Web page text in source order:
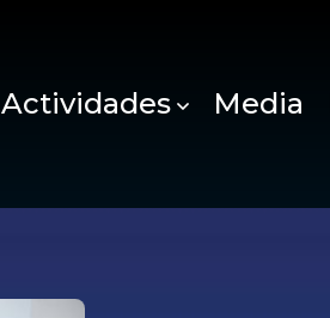
Actividades Media